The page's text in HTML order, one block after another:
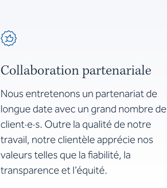
Collaboration partenariale
Nous entretenons un partenariat de
longue date avec un grand nombre de
client·e·s. Outre la qualité de notre
travail, notre clientèle apprécie nos
valeurs telles que la fiabilité, la
transparence et l’équité.